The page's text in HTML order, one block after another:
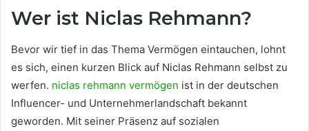
Wer ist Niclas Rehmann?
Bevor wir tief in das Thema Vermögen eintauchen, lohnt
es sich, einen kurzen Blick auf Niclas Rehmann selbst zu
werfen. niclas rehmann vermögen ist in der deutschen
Influencer- und Unternehmerlandschaft bekannt
geworden. Mit seiner Präsenz auf sozialen